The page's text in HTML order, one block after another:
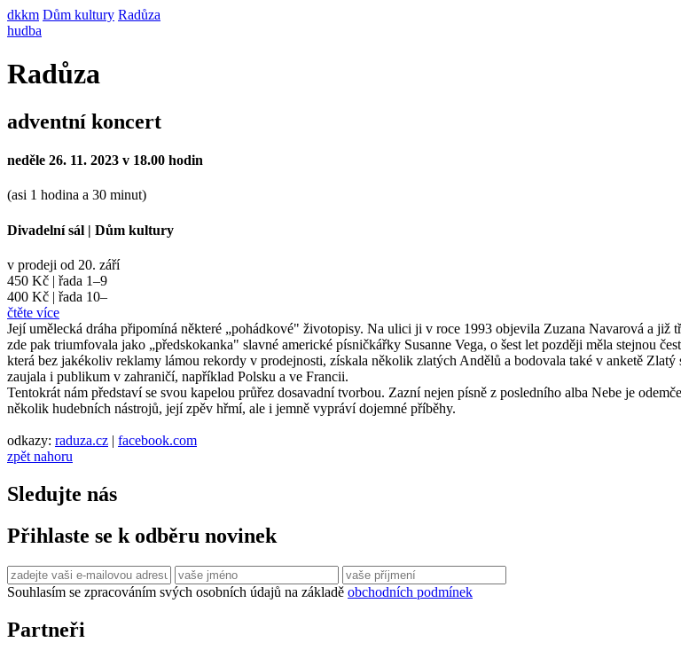
dkkm Dům kultury Radůza
hudba
Radůza
adventní koncert
neděle 26. 11. 2023 v 18.00 hodin
(asi 1 hodina a 30 minut)
Divadelní sál | Dům kultury
v prodeji od 20. září
450 Kč | řada 1–9
400 Kč | řada 10–
čtěte více
Její umělecká dráha připomíná některé „pohádkové" životopisy. Na ulici ji v roce 1993 objevila Zuzana Navarová a
zde pak triumfovala jako „předskokanka" slavné americké písničkářky Susanne Vega, o šest let později měla stejnou
která bez jakékoliv reklamy lámou rekordy v prodejnosti, získala několik zlatých Andělů a bodovala také v anketě
zaujala i publikum v zahraničí, například Polsku a ve Francii.
Tentokrát nám představí se svou kapelou průřez dosavadní tvorbou. Zazní nejen písně z posledního alba Nebe je
několik hudebních nástrojů, její zpěv hřmí, ale i jemně vypráví dojemné příběhy.
odkazy: raduza.cz | facebook.com
zpět nahoru
Sledujte nás
Přihlaste se k odběru novinek
Souhlasím se zpracováním svých osobních údajů na základě obchodních podmínek
Partneři